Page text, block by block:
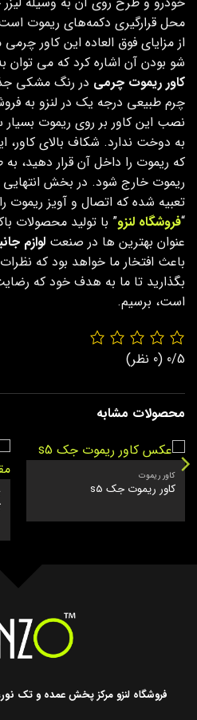
محل قرارگیری دکمه‌های ریموت
از مزایای فوق العاده این کاور
شو بودن آن اشاره کرد که می توان
کاور ریموت چرمی در رنگ مشکی
چرم طبیعی درجه یک در لنزو به
نصب این کاور بر روی ریموت بسیار
به دوخت ندارد. شکاف بالای کاور،
که ریموت را داخل آن قرار دهید،
ریموت خارج شود. در بخش
تعبیه شده که اتصال و آویز ریموت
“فروشگاه لنزو” با تولید محصولات
عنوان بهترین ها در صنعت لوازم
باعث افتخار ما خواهد بود که نظرات
بگذارید تا ما به هدف خود که
است، برسیم.
0/5 (0 نظر)
محصولات مشابه
کاور ریموت
کاور ریموت جک s5
فروشگاه لنزو مرکز پخش عمده و تک